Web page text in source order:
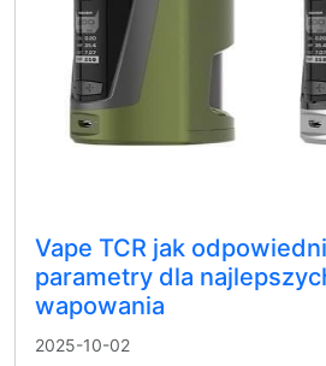
Vape TCR jak
parametry dla
wapowania
2025-10-02